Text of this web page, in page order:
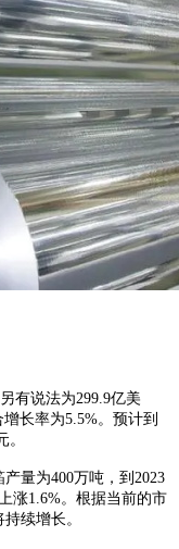
有说法为299.9亿美
长率为5.5%。预计到
量为400万吨，到2023
涨1.6%。根据当前的市
续增长。